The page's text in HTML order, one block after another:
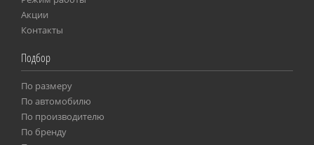
Акции
Контакты
Подбор
По размеру
Пo автомобилю
По производителю
По бренду